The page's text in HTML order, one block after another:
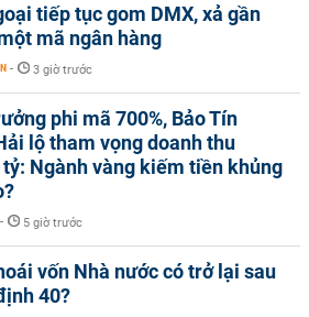
tiếp tục gom DMX, xả gần
mã ngân hàng
- 3 giờ trước
phi mã 700%, Bảo Tín
lộ tham vọng doanh thu
Ngành vàng kiếm tiền khủng
- 5 giờ trước
vốn Nhà nước có trở lại sau
40?